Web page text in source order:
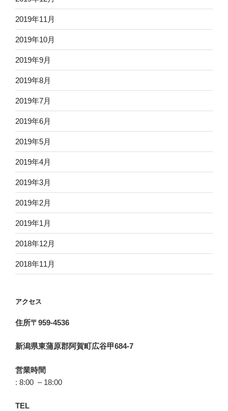
2019年11月
2019年10月
2019年9月
2019年8月
2019年7月
2019年6月
2019年5月
2019年4月
2019年3月
2019年2月
2019年1月
2018年12月
2018年11月
アクセス
住所〒959-4536
新潟県東蒲原郡阿賀町広谷甲684-7
営業時間
: 8:00 – 18:00
TEL